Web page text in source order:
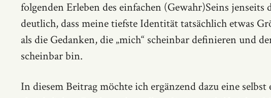
folgenden Erleben des einfachen (Gewahr)Seins jenseits
deutlich, dass meine tiefste Identität tatsächlich etwas
als die Gedanken, die „mich“ scheinbar definieren und
scheinbar bin.
In diesem Beitrag möchte ich ergänzend dazu eine